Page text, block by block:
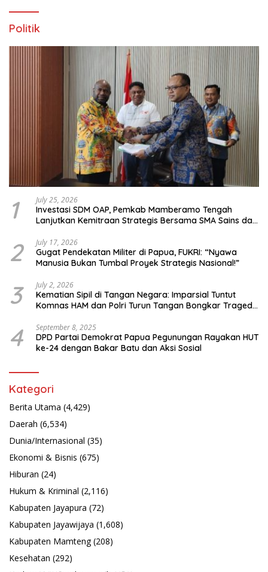
Politik
1 July 25, 2026
Investasi SDM OAP, Pemkab Mamberamo Tengah
Lanjutkan Kemitraan Strategis Bersama SMA Sains dan
2 July 17, 2026
Gugat Pendekatan Militer di Papua, FUKRI: “Nyawa
Manusia Bukan Tumbal Proyek Strategis Nasional!”
3 July 2, 2026
Kematian Sipil di Tangan Negara: Imparsial Tuntut
Komnas HAM dan Polri Turun Tangan Bongkar Tragedi
4 September 8, 2025
DPD Partai Demokrat Papua Pegunungan Rayakan HUT
ke-24 dengan Bakar Batu dan Aksi Sosial
Kategori
Berita Utama (4,429)
Daerah (6,534)
Dunia/Internasional (35)
Ekonomi & Bisnis (675)
Hiburan (24)
Hukum & Kriminal (2,116)
Kabupaten Jayapura (72)
Kabupaten Jayawijaya (1,608)
Kabupaten Mamteng(208)
Kesehatan (292)